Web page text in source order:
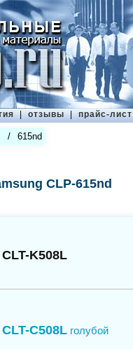
| отзывы | прайс-лист
/ 615nd
CLP-615nd
CLT-K508L
CLT-C508L голубой